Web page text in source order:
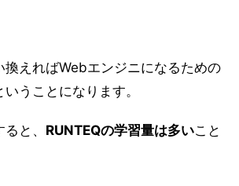
換えればWebエンジニになるための
うことになります。
と、 RUNTEQの学習量は多いこと